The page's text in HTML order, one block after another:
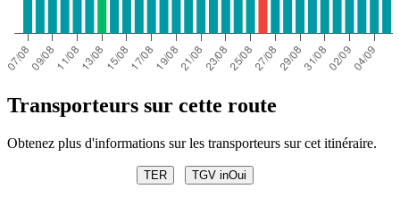
Transporteurs sur cette route
Obtenez plus d'informations sur les transporteurs sur cet itinéraire.
TER TGV inOui